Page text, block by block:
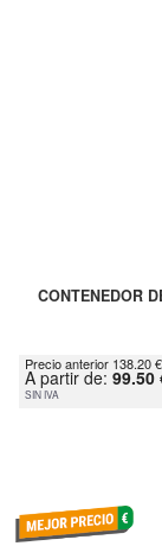
CONTENEDOR
Precio anterior 138.20 €
A partir de: 99.50
SIN IVA